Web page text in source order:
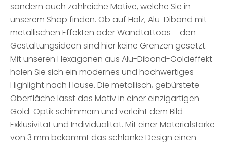
sondern auch zahlreiche Motive, welche Sie in
unserem Shop finden. Ob auf Holz, Alu-Dibond mit
metallischen Effekten oder Wandtattoos – den
Gestaltungsideen sind hier keine Grenzen gesetzt.
Mit unseren Hexagonen aus Alu-Dibond-Goldeffekt
holen Sie sich ein modernes und hochwertiges
Highlight nach Hause. Die metallisch, gebürstete
Oberfläche lässt das Motiv in einer einzigartigen
Gold-Optik schimmern und verleiht dem Bild
Exklusivität und Individualität. Mit einer Materialstärke
von 3 mm bekommt das schlanke Design einen